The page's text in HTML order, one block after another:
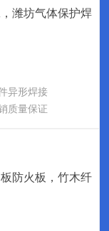
潍坊气体保护焊
异形焊接
质量保证
防火板，竹木纤